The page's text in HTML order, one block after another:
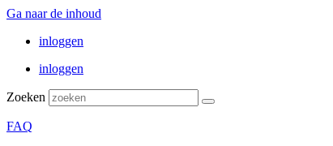
Ga naar de inhoud
inloggen
inloggen
Zoeken
FAQ